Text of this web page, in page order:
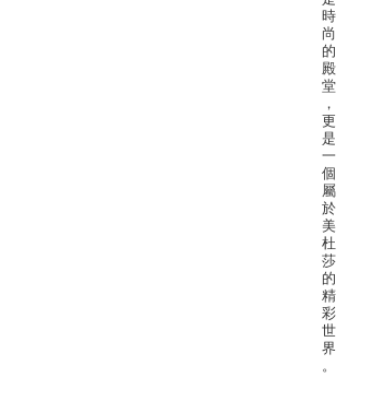
時
尚
的
殿
堂
，
更
是
一
個
屬
於
美
杜
莎
的
精
彩
世
界
。